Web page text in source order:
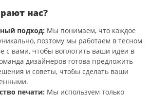
нас?
подход: Мы понимаем, что каждое
поэтому мы работаем в тесном
с вами, чтобы воплотить ваши идеи в
дизайнеров готова предложить
и советы, чтобы сделать ваши
печати: Мы используем только